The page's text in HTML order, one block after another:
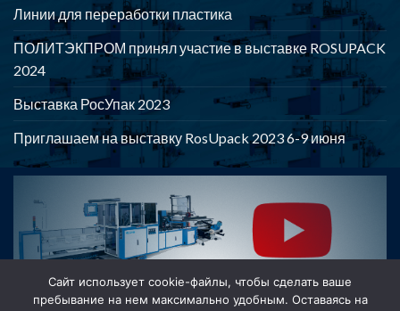
Линии для переработки пластика
ПОЛИТЭКПРОМ принял участие в выставке ROSUPACK
2024
Выставка РосУпак 2023
Приглашаем на выставку RosUpack 2023 6-9 июня
переработки полимерной продукции
Сайт использует cookie-файлы, чтобы сделать ваше
пребывание на нем максимально удобным. Оставаясь на